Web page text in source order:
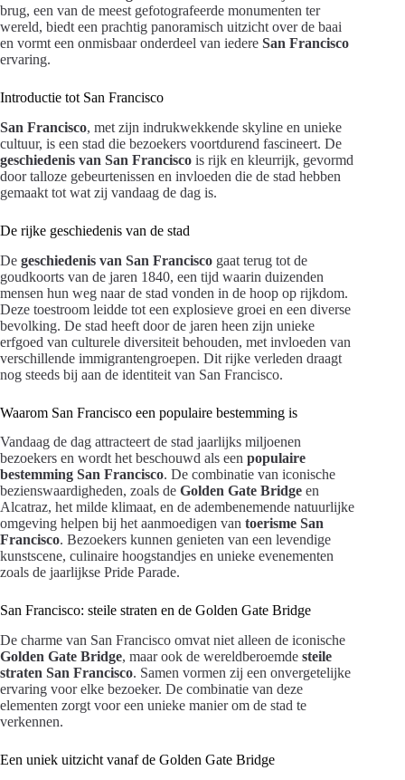
brug, een van de meest gefotografeerde monumenten ter
wereld, biedt een prachtig panoramisch uitzicht over de baai
en vormt een onmisbaar onderdeel van iedere San Francisco
ervaring.
Introductie tot San Francisco
San Francisco, met zijn indrukwekkende skyline en unieke
cultuur, is een stad die bezoekers voortdurend fascineert. De
geschiedenis van San Francisco is rijk en kleurrijk, gevormd
door talloze gebeurtenissen en invloeden die de stad hebben
gemaakt tot wat zij vandaag de dag is.
De rijke geschiedenis van de stad
De geschiedenis van San Francisco gaat terug tot de
goudkoorts van de jaren 1840, een tijd waarin duizenden
mensen hun weg naar de stad vonden in de hoop op rijkdom.
Deze toestroom leidde tot een explosieve groei en een diverse
bevolking. De stad heeft door de jaren heen zijn unieke
erfgoed van culturele diversiteit behouden, met invloeden van
verschillende immigrantengroepen. Dit rijke verleden draagt
nog steeds bij aan de identiteit van San Francisco.
Waarom San Francisco een populaire bestemming is
Vandaag de dag attracteert de stad jaarlijks miljoenen
bezoekers en wordt het beschouwd als een populaire
bestemming San Francisco. De combinatie van iconische
bezienswaardigheden, zoals de Golden Gate Bridge en
Alcatraz, het milde klimaat, en de adembenemende natuurlijke
omgeving helpen bij het aanmoedigen van toerisme San
Francisco. Bezoekers kunnen genieten van een levendige
kunstscene, culinaire hoogstandjes en unieke evenementen
zoals de jaarlijkse Pride Parade.
San Francisco: steile straten en de Golden Gate Bridge
De charme van San Francisco omvat niet alleen de iconische
Golden Gate Bridge, maar ook de wereldberoemde steile
straten San Francisco. Samen vormen zij een onvergetelijke
ervaring voor elke bezoeker. De combinatie van deze
elementen zorgt voor een unieke manier om de stad te
verkennen.
Een uniek uitzicht vanaf de Golden Gate Bridge